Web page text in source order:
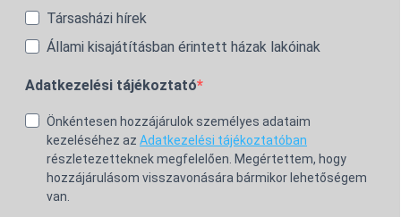
Társasházi hírek
Állami kisajátításban érintett házak lakóinak
Adatkezelési tájékoztató
Önkéntesen hozzájárulok személyes adataim
kezeléséhez az Adatkezelési tájékoztatóban
részletezetteknek megfelelően. Megértettem, hogy
hozzájárulásom visszavonására bármikor lehetőségem
van.